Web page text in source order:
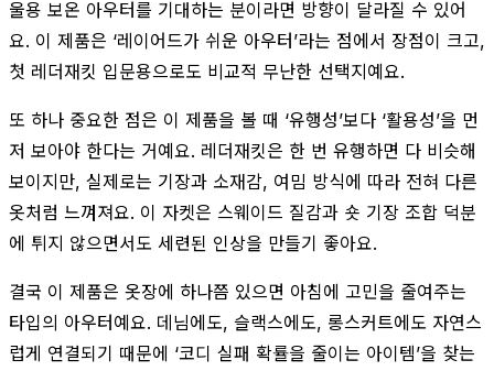
울용 보온 아우터를 기대하는 분이라면 방향이 달라질 수 있어
요. 이 제품은 ‘레이어드가 쉬운 아우터’라는 점에서 장점이 크고,
첫 레더재킷 입문용으로도 비교적 무난한 선택지예요.
또 하나 중요한 점은 이 제품을 볼 때 ‘유행성’보다 ‘활용성’을 먼
저 보아야 한다는 거예요. 레더재킷은 한 번 유행하면 다 비슷해
보이지만, 실제로는 기장과 소재감, 여밈 방식에 따라 전혀 다른
옷처럼 느껴져요. 이 자켓은 스웨이드 질감과 숏 기장 조합 덕분
에 튀지 않으면서도 세련된 인상을 만들기 좋아요.
결국 이 제품은 옷장에 하나쯤 있으면 아침에 고민을 줄여주는
타입의 아우터예요. 데님에도, 슬랙스에도, 롱스커트에도 자연스
럽게 연결되기 때문에 ‘코디 실패 확률을 줄이는 아이템’을 찾는